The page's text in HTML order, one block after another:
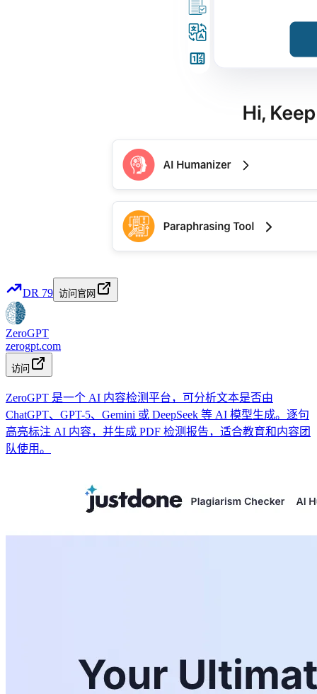
DR 79 访问官网
ZeroGPT
zerogpt.com
访问
ZeroGPT 是一个 AI 内容检测平台，可分析文本是否由
ChatGPT、GPT-5、Gemini 或 DeepSeek 等 AI 模型生成。逐句
高亮标注 AI 内容，并生成 PDF 检测报告，适合教育和内容团
队使用。